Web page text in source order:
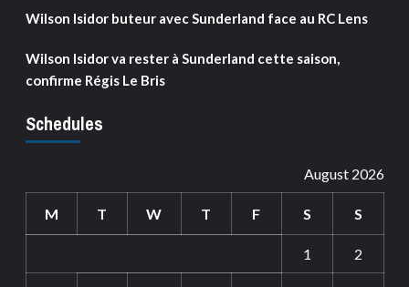
Wilson Isidor buteur avec Sunderland face au RC Lens
Wilson Isidor va rester à Sunderland cette saison,
confirme Régis Le Bris
Schedules
August 2026
M T W T F S S
1 2